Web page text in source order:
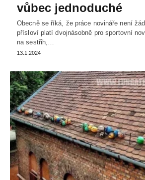
vůbec jednoduché
Obecně se říká, že práce novináře není
přísloví platí dvojnásobně pro sportovní
na sestřih,…
13.1.2024